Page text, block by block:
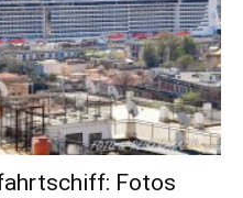
Fotos